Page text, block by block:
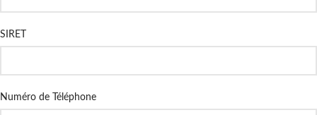
SIRET
Numéro de Téléphone